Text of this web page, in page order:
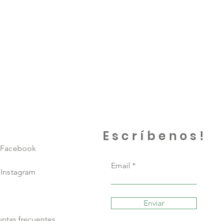
Facebook
Instagram
Escríbenos!
Email
Enviar